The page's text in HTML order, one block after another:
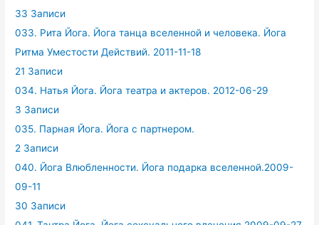
33 Записи
033. Рита Йога. Йога танца вселенной и человека. Йога
Ритма Уместости Действий. 2011-11-18
21 Записи
034. Натья Йога. Йога театра и актеров. 2012-06-29
3 Записи
035. Парная Йога. Йога с партнером.
2 Записи
040. Йога Влюбленности. Йога подарка вселенной.2009-
09-11
30 Записи